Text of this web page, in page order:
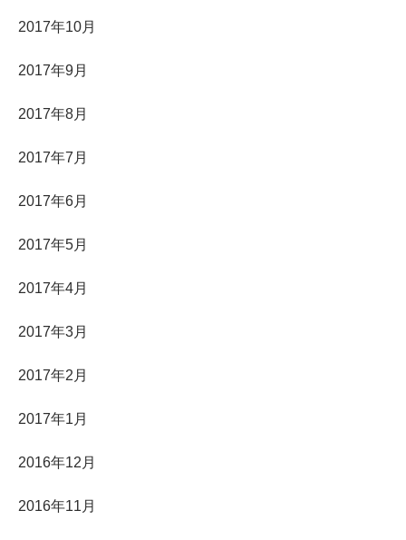
2017年10月
2017年9月
2017年8月
2017年7月
2017年6月
2017年5月
2017年4月
2017年3月
2017年2月
2017年1月
2016年12月
2016年11月